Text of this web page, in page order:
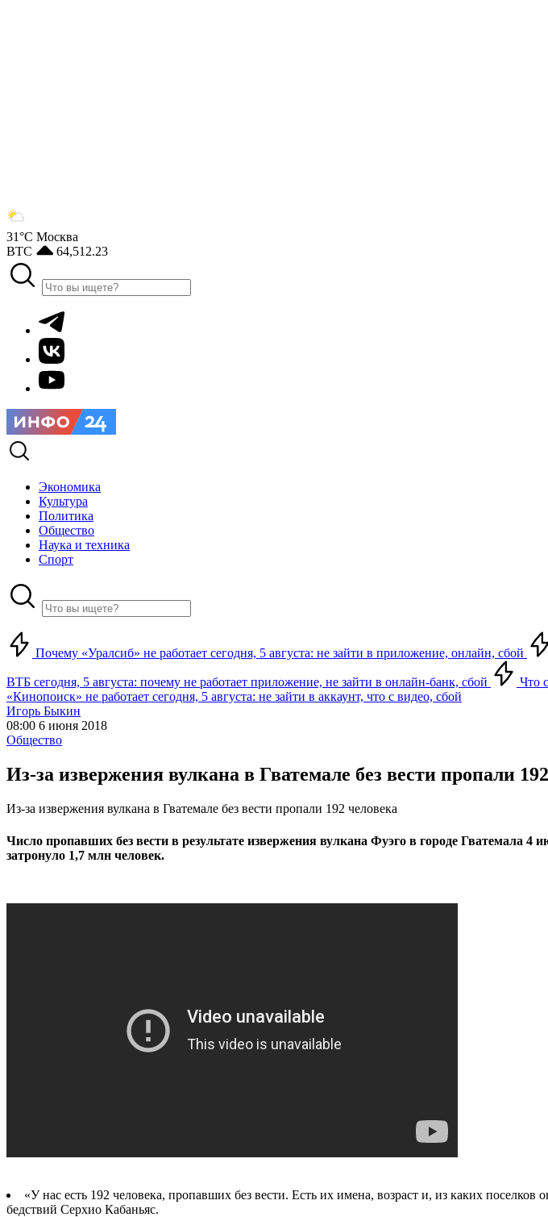
31°С Москва
BTC
64,512.23
Экономика
Культура
Политика
Общество
Наука и техника
Спорт
Почему «Уралсиб» не работает сегодня, 5 августа: не зайти в приложение, онлайн, сбой
ВТБ сегодня, 5 августа: почему не работает приложение, не зайти в онлайн-банк, сбой Что
«Кинопоиск» не работает сегодня, 5 августа: не зайти в аккаунт, что с видео, сбой
Игорь Быкин
08:00 6 июня 2018
Общество
Из-за извержения вулкана в Гватемале без вести пропали
Из-за извержения вулкана в Гватемале без вести пропали 192 человека
Число пропавших без вести в результате извержения вулкана Фуэго в городе Гватемала
затронуло 1,7 млн человек.
«У нас есть 192 человека, пропавших без вести. Есть их имена, возраст и, из каких
бедствий Серхио Кабаньяс.